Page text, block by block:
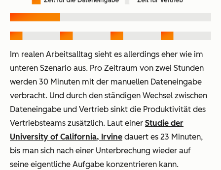
Im realen Arbeitsalltag sieht es allerdings eher wie im
unteren Szenario aus. Pro Zeitraum von zwei Stunden
werden 30 Minuten mit der manuellen Dateneingabe
verbracht. Und durch den ständigen Wechsel zwischen
Dateneingabe und Vertrieb sinkt die Produktivität des
Vertriebsteams zusätzlich. Laut einer Studie der
University of California, Irvine dauert es 23 Minuten,
bis man sich nach einer Unterbrechung wieder auf
seine eigentliche Aufgabe konzentrieren kann.